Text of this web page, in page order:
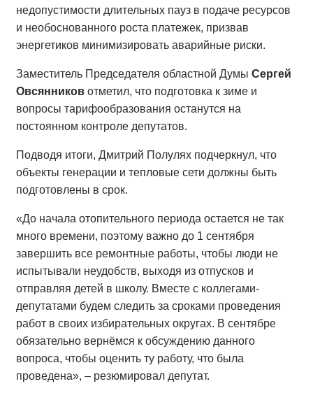
недопустимости длительных пауз в подаче ресурсов
и необоснованного роста платежек, призвав
энергетиков минимизировать аварийные риски.
Заместитель Председателя областной Думы Сергей
Овсянников отметил, что подготовка к зиме и
вопросы тарифообразования останутся на
постоянном контроле депутатов.
Подводя итоги, Дмитрий Полулях подчеркнул, что
объекты генерации и тепловые сети должны быть
подготовлены в срок.
«До начала отопительного периода остается не так
много времени, поэтому важно до 1 сентября
завершить все ремонтные работы, чтобы люди не
испытывали неудобств, выходя из отпусков и
отправляя детей в школу. Вместе с коллегами-
депутатами будем следить за сроками проведения
работ в своих избирательных округах. В сентябре
обязательно вернёмся к обсуждению данного
вопроса, чтобы оценить ту работу, что была
проведена», – резюмировал депутат.